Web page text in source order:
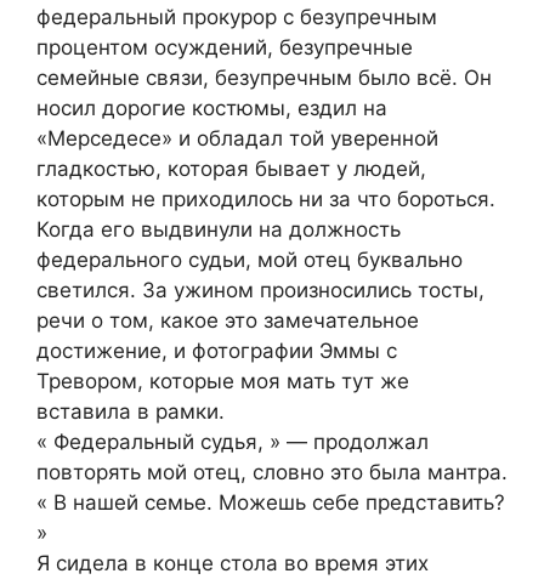
федеральный прокурор с безупречным
процентом осуждений, безупречные
семейные связи, безупречным было всё. Он
носил дорогие костюмы, ездил на
«Мерседесе» и обладал той уверенной
гладкостью, которая бывает у людей,
которым не приходилось ни за что бороться.
Когда его выдвинули на должность
федерального судьи, мой отец буквально
светился. За ужином произносились тосты,
речи о том, какое это замечательное
достижение, и фотографии Эммы с
Тревором, которые моя мать тут же
вставила в рамки.
« Федеральный судья, » — продолжал
повторять мой отец, словно это была мантра.
« В нашей семье. Можешь себе представить?
»
Я сидела в конце стола во время этих